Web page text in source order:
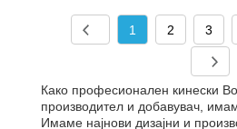
1 2 3
Како професионален кинески
производител и добавувач,
Имаме најнови дизајни и